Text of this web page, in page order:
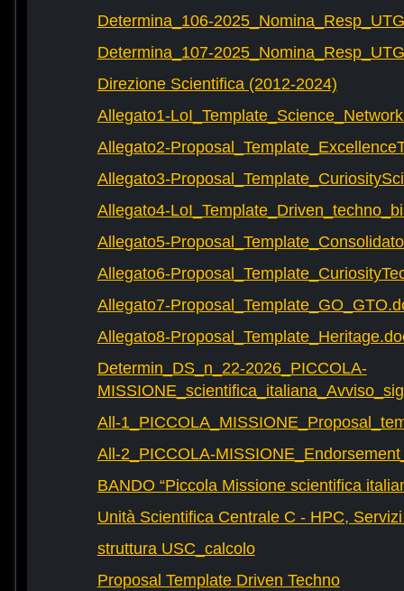
Determina_106-
Determina_107-
Direzione Scientifica (2012-2024)
Allegato1-
Allegato2-
Allegato3-
Allegato4-
Allegato5-
Allegato6-
Allegato7-
Allegato8-
Determin_DS_n_22-2026_PICCOLA-
All-
All-2_PICCOLA-
BANDO “Piccola Missione scientifica
Unità Scientifica Centrale C - HPC,
struttura USC_calcolo
Proposal Template Driven Techno